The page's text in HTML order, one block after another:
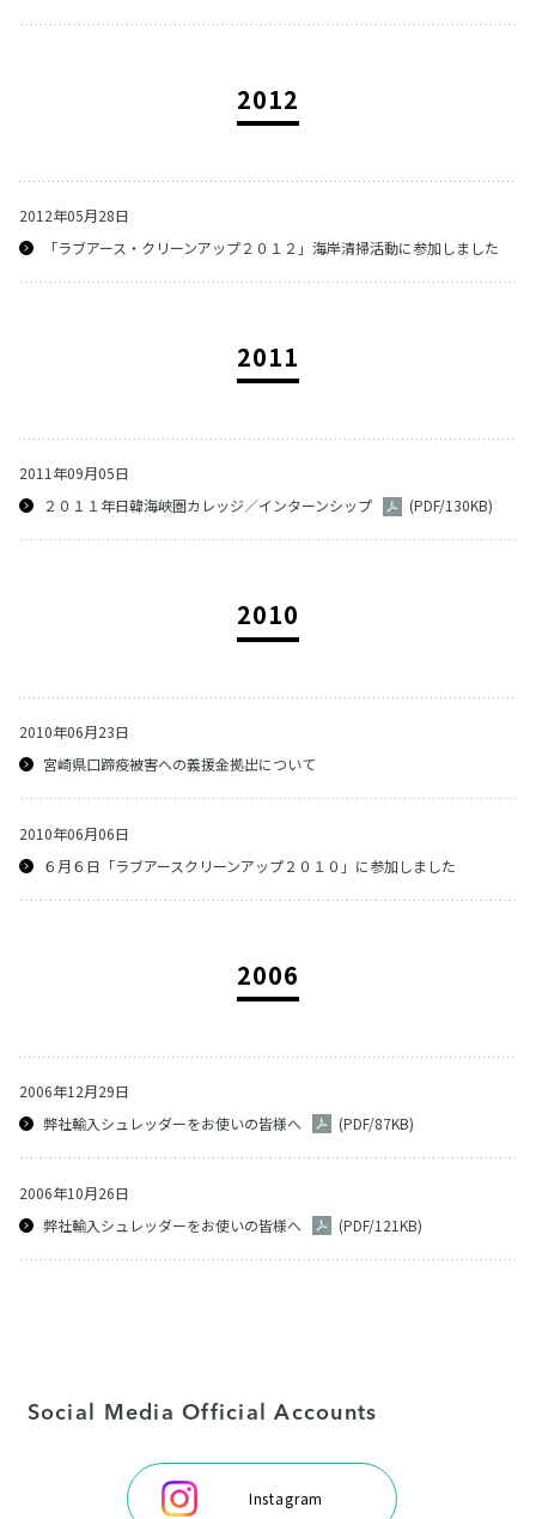
2012
2012年05月28日
「ラブアース・クリーンアップ２０１２」海岸清掃活動に参加しました
2011
2011年09月05日
２０１１年日韓海峡圏カレッジ／インターンシップ
(PDF/130KB)
2010
2010年06月23日
宮崎県口蹄疫被害への義援金拠出について
2010年06月06日
６月６日「ラブアースクリーンアップ２０１０」に参加しました
2006
2006年12月29日
弊社輸入シュレッダーをお使いの皆様へ
(PDF/87KB)
2006年10月26日
弊社輸入シュレッダーをお使いの皆様へ
(PDF/121KB)
Social Media Official Accounts
Instagram